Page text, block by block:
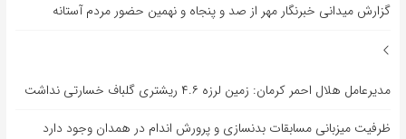
گزارش میدانی خبرنگار مهر از صد و پنجاه و نهمین حضور مردم آستانه
مدیرعامل هلال احمر کرمان: زمین لرزه ۴.۶ ریشتری گلباف خسارتی نداشت
ظرفیت میزبانی مسابقات بدنسازی و پرورش اندام در همدان وجود دارد